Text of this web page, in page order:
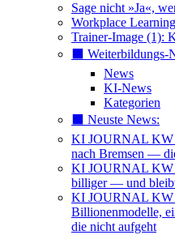
Sage nicht »Ja«,
Workplace
Trainer-Image (1):
⬛️ Weiterbildungs-
News
KI-News
Kategorien
⬛️ Neuste News:
KI JOURNAL KW
nach Bremsen —
KI JOURNAL KW
billiger — und
KI JOURNAL KW
Billionenmodelle,
die nicht aufgeht